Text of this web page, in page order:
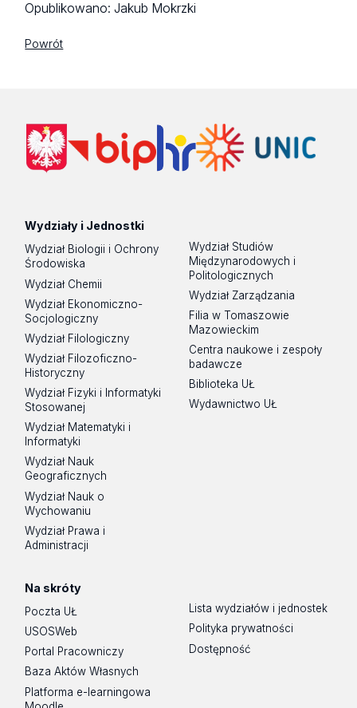
Opublikowano:Jakub Mokrzki
Powrót
Wydziały i Jednostki
Wydział Biologii i Ochrony
Środowiska
Wydział Chemii
Wydział Ekonomiczno-
Socjologiczny
Wydział Filologiczny
Wydział Filozoficzno-
Historyczny
Wydział Fizyki i Informatyki
Stosowanej
Wydział Matematyki i
Informatyki
Wydział Nauk
Geograficznych
Wydział Nauk o
Wychowaniu
Wydział Prawa i
Administracji
Wydział Studiów
Międzynarodowych i
Politologicznych
Wydział Zarządzania
Filia w Tomaszowie
Mazowieckim
Centra naukowe i zespoły
badawcze
Biblioteka UŁ
Wydawnictwo UŁ
Na skróty
Poczta UŁ
USOSWeb
Portal Pracowniczy
Baza Aktów Własnych
Platforma e-learningowa
Lista wydziałów i jednostek
Polityka prywatności
Dostępność